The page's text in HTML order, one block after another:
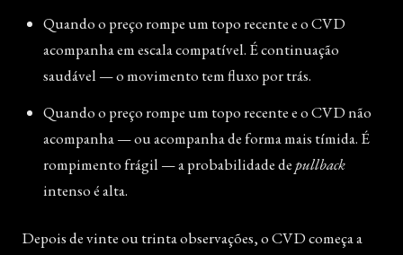
Quando o preço rompe um topo recente e o CVD
acompanha em escala compatível. É continuação
saudável — o movimento tem fluxo por trás.
Quando o preço rompe um topo recente e o CVD não
acompanha — ou acompanha de forma mais tímida. É
rompimento frágil — a probabilidade depullback
intenso é alta.
Depois de vinte ou trinta observações, o CVD começa a